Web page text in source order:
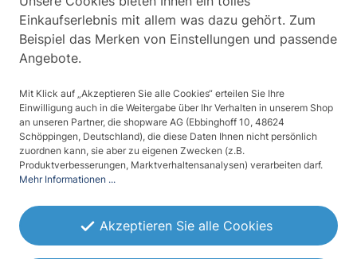
matt, transparent
Beschreibbar:
Marker
glänzend
Beschreibbar:
Einkaufserlebnis mit allem was dazu gehört. Zum
Beispiel das Merken von Einstellungen und passende
Angebote.
Mit Klick auf „Akzeptieren Sie alle Cookies“ erteilen Sie Ihre
Einwilligung auch in die Weitergabe über Ihr Verhalten in unserem Shop
an unseren Partner, die shopware AG (Ebbinghoff 10, 48624
Schöppingen, Deutschland), die diese Daten Ihnen nicht persönlich
zuordnen kann, sie aber zu eigenen Zwecken (z.B.
Produktverbesserungen, Marktverhaltensanalysen) verarbeiten darf.
Mehr Informationen ...
Akzeptieren Sie alle Cookies